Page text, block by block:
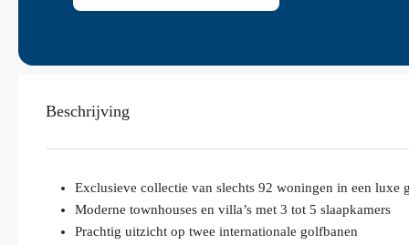
Beschrijving
Exclusieve collectie van slechts 92 woningen in een luxe
Moderne townhouses en villa’s met 3 tot 5 slaapkamers
Prachtig uitzicht op twee internationale golfbanen